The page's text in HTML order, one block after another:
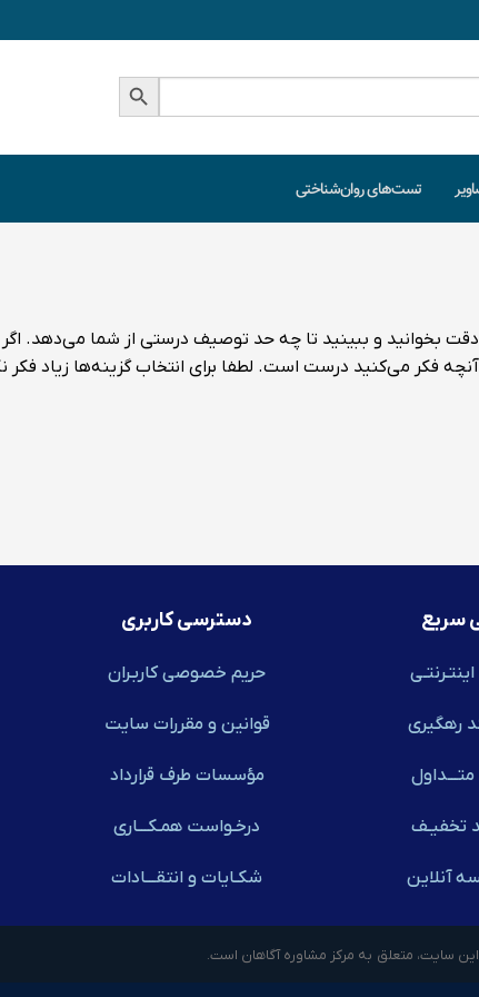
دکمه جستجو
تست‌های روان‌شناختی
دقت بخوانید و ببینید تا چه حد توصیف درستی از شما می‌دهد.
فکر می‌کنید درست است. لطفا برای انتخاب گزینه‌ها زیاد
سریع
رهگیری
تخفیـف
آنلاین
دسترسی کاربری
حریم خصوصی کاربـران
قوانین و مقررات سایت
مؤسسات طرف قرارداد
درخـواست همـکـــاری
شکـایات و انتقـــادات
سایت، متعلق به مرکز مشاوره آگاهان است.